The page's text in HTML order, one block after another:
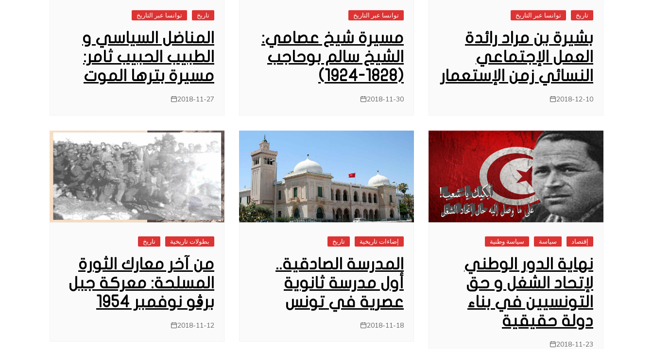
تاريخ توانسا عبر التاريخ
بشيرة بن مراد رائدة
العمل الإجتماعي
النسائي زمن الإستعمار
2018-12-10
توانسا عبر التاريخ
مسيرة شيخ عصامي:
الشيخ سالم بوحاجب
(1828-1924)
2018-11-30
تاريخ توانسا عبر التاريخ
المناضل السياسي و
الطبيب الحبيب ثامر:
مسيرة بترها الموت
2018-11-27
إقتصاد سياسة سياسة وطنية
نهاية الدور الوطني
لإتحاد الشغل و حق
التونسيين في بناء
دولة حقيقية
2018-11-23
إضاءات تاريخية تاريخ
المدرسة الصادقية..
أول مدرسة ثانوية
عصرية في تونس
2018-11-18
بطولات تاريخية تاريخ
من آخر معارك الثورة
المسلحة: معركة جبل
برڨو نوفمبر 1954
2018-11-12